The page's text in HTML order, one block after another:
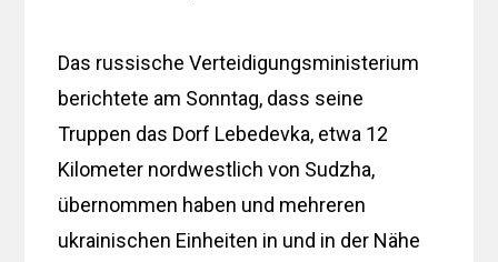
Das russische Verteidigungsministerium
berichtete am Sonntag, dass seine
Truppen das Dorf Lebedevka, etwa 12
Kilometer nordwestlich von Sudzha,
übernommen haben und mehreren
ukrainischen Einheiten in und in der Nähe